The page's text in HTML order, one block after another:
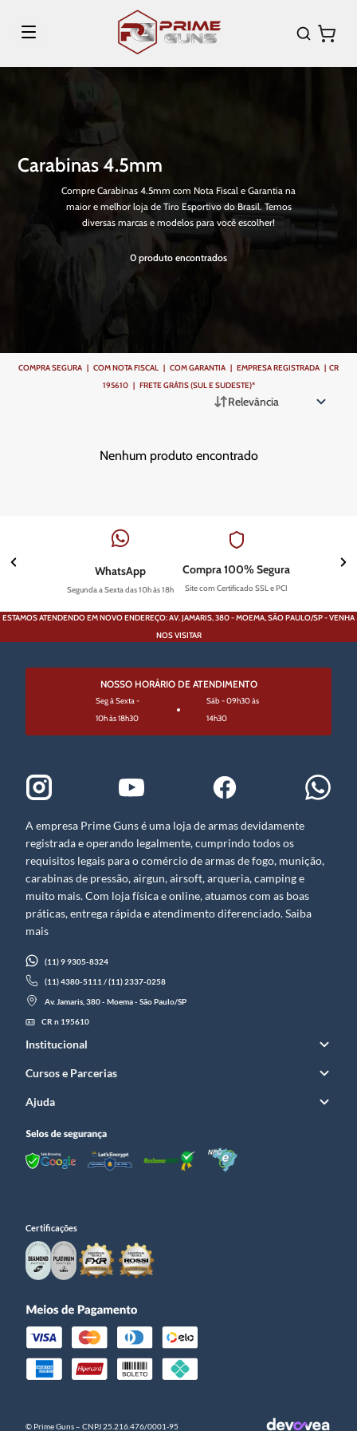
Carabinas 4.5mm
Compre Carabinas 4.5mm com Nota Fiscal e Garantia na
maior e melhor loja de Tiro Esportivo do Brasil. Temos
diversas marcas e modelos para você escolher!
0 produto
COMPRA SEGURA | COM NOTA FISCAL | COM GARANTIA | EMPRESA REGISTRADA | CR
195610 | FRETE GRÁTIS (SUL E SUDESTE)*
Relevância
Nenhum produto encontrado
WhatsApp
Segunda a Sexta das 10h às 18h
Compra 100% Segura
Site com Certificado SSL e PCI
ESTAMOS ATENDENDO EM NOVO ENDEREÇO: AV. JAMARIS, 380 - MOEMA, SÃO PAULO/SP - VENHA
NOS VISITAR
NOSSO HORÁRIO DE ATENDIMENTO
Seg à Sexta -
10h às 18h30
Sáb - 09h30 às
14h30
A empresa Prime Guns é uma loja de armas devidamente
registrada e operando legalmente, cumprindo todos os
requisitos legais para o comércio de armas de fogo, munição,
carabinas de pressão, airgun, airsoft, arqueria, camping e
muito mais. Com loja física e online, atuamos com as boas
práticas, entrega rápida e atendimento diferenciado. Saiba
mais
(11) 9 9305-8324
(11) 4380-5111 / (11) 2337-0258
Av. Jamaris, 380 - Moema - São Paulo/SP
CR n 195610
Institucional
Cursos e Parcerias
Ajuda
Certificações
© Prime Guns – CNPJ 25.216.476/0001­-95